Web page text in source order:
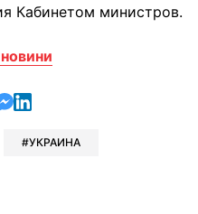
Кабинетом министров.
новини
Telegram
в Facebook
в Xв Viber
в Whatsapp
отправить в Messenger
отправить в LinkedIn
УКРАИНА